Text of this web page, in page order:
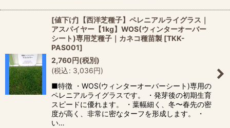
[値下げ]【西洋芝種子】ペレニアルライグラス｜
アスパイヤー【1kg】WOS(ウィンターオーバー
シート)専用芝種子｜カネコ種苗製 [TKK-
PAS001]
2,760円(税別)
(税込: 3,036円)
■特徴 ・WOS(ウィンターオーバーシート)専用の
ペレニアルライグラスです。 ・発芽後の初期生育
スピードに優れます。 ・葉幅細く、冬〜春先の密
度が高く、非常に密なターフを形成します。 ・
い…